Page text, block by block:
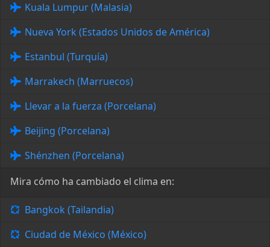
Kuala Lumpur (Malasia)
Nueva York (Estados Unidos de América)
Estanbul (Turquía)
Marrakech (Marruecos)
Llevar a la fuerza (Porcelana)
Beijing (Porcelana)
Shénzhen (Porcelana)
Mira cómo ha cambiado el clima en:
Bangkok (Tailandia)
Ciudad de México (México)